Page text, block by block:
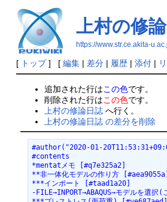
上村の修
https://www.str.ce.akita-
[ トップ] [ 編集| 差分| 履歴| 添付|
追加された行はこの色です。
削除された行はこの色です。
上村の修論日誌 へ行く。
上村の修論日誌 の差分を削除
#author("2020-01-
#contents
*mentatメモ [#q7e325a2]
**非一体化モデルの作り方 [#aea9055a]
***インポート [#taad1a20]
-FILE→INPORT→ABAQUS→モデルを選択